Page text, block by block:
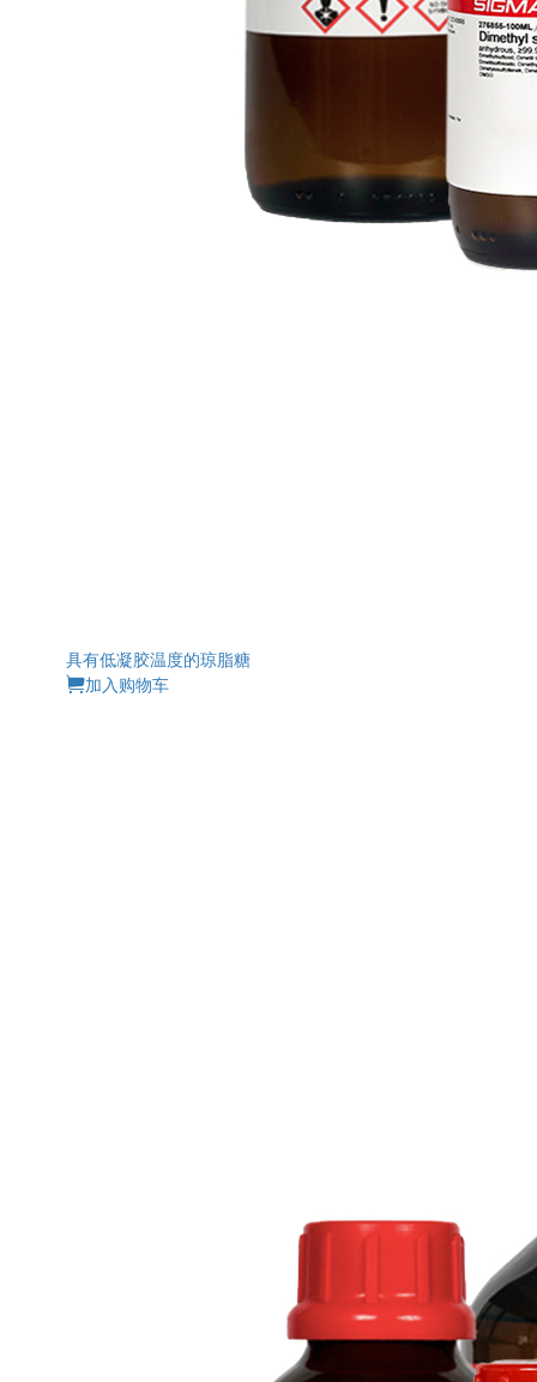
具有低凝胶温度的琼脂糖
加入购物车